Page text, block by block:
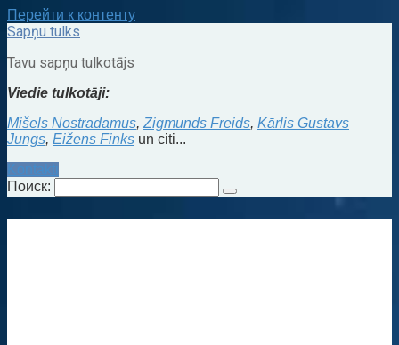
Перейти к контенту
Sapņu tulks
Tavu sapņu tulkotājs
Viedie tulkotāji:
Mišels Nostradamus, Zigmunds Freids, Kārlis Gustavs
Jungs, Eižens Finks un citi...
Kontakti
Поиск: